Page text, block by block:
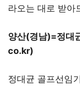
라오는 대로 받아
양산(경남)=정대
co.kr)
정대균 골프선임